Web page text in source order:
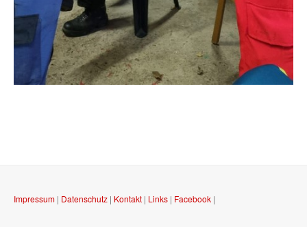
Impressum | Datenschutz | Kontakt | Links | Facebook |